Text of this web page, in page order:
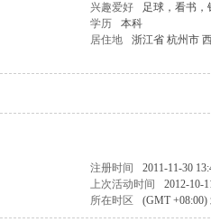
兴趣爱好
足球，看书，
学历
本科
居住地
浙江省 杭州市
注册时间
2011-11-30
上次活动时间
2012-10-
所在时区 (GMT